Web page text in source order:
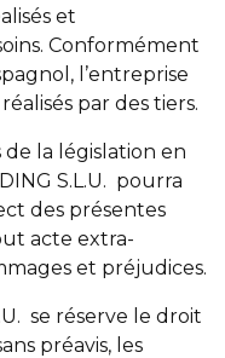
et
Conformément
l’entreprise
par des tiers.
la législation en
S.L.U. pourra
des présentes
acte extra-
et préjudices.
se réserve le droit
préavis, les